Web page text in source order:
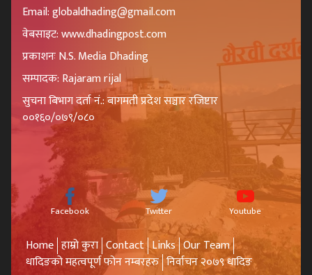
Email: globaldhading@gmail.com
वेबसाइट: www.dhadingpost.com
प्रकाशनः N.S. Media Dhading
सम्पादक: Rajaram rijal
सुचना बिभाग दर्ता नं.: बागमती प्रदेश सञ्चार रजिष्टार
००१६०/०७९/०८०
Facebook Twitter Youtube
Home हाम्रो कुरा Contact Links Our Team
धादिङको महत्वपूर्ण फोन नम्बरहरु निर्वाचन २०७९ धादिङ